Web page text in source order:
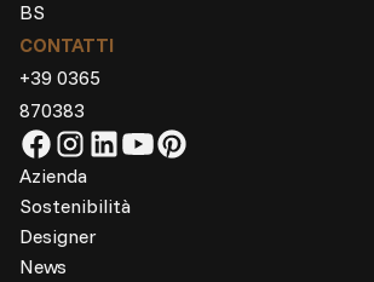
BS
CONTATTI
+39 0365
870383
Azienda
Sostenibilità
Designer
News